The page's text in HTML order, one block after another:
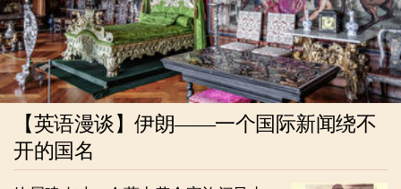
【英语漫谈】伊朗——一个国际新闻绕不
开的国名